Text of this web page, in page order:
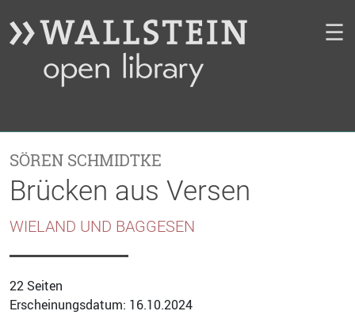
☰
SÖREN SCHMIDTKE
Brücken aus Versen
WIELAND UND BAGGESEN
22 Seiten
Erscheinungsdatum: 16.10.2024